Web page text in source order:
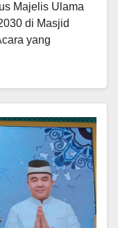
Majelis Ulama
di Masjid
yang